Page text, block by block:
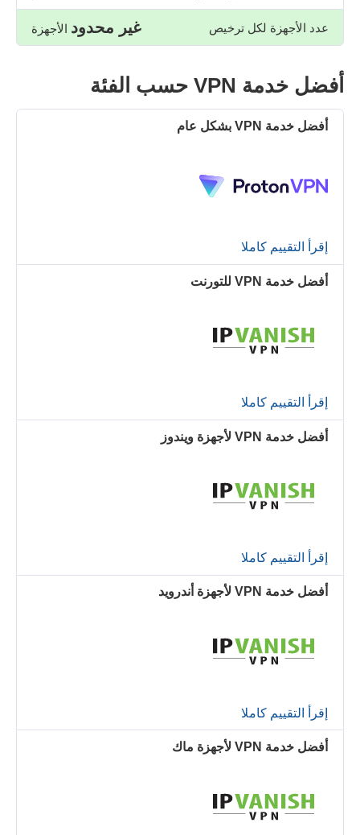
عدد الأجهزة لكل ترخيص غير محدود الأجهزة
أفضل خدمة VPN حسب الفئة
أفضل خدمة VPN بشكل عام
إقرأ التقييم كاملا
أفضل خدمة VPN للتورنت
إقرأ التقييم كاملا
أفضل خدمة VPN لأجهزة ويندوز
إقرأ التقييم كاملا
أفضل خدمة VPN لأجهزة أندرويد
إقرأ التقييم كاملا
أفضل خدمة VPN لأجهزة ماك